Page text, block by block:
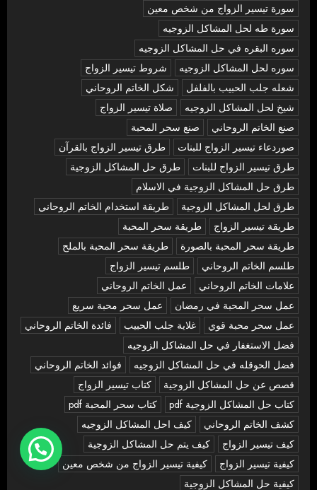
سورة تيسير الزواج من شخص معين
سورة طه لحل المشاكل الزوجيه
سوره البقره في حل المشاكل الزوجيه
سوره لحل المشاكل الزوجيه
شروط تيسير الزواج
شعله جلب الحبيب بالفلفل
شكل الخاتم الروحاني
شيخ لحل المشاكل الزوجيه
صلاة تيسير الزواج
صنع الخاتم الروحاني
صنع سحر المحبة
صوردعاء تيسير الزواج للبنات
طرق تيسير الزواج بالقرآن
طرق تيسير الزواج للبنات
طرق حل المشاكل الزوجية
طرق حل المشاكل الزوجية في الاسلام
طرق لحل المشاكل الزوجية
طريقة استخدام الخاتم الروحاني
طريقة تيسير الزواج
طريقة سحر المحبة
طريقة سحر المحبة بالصورة
طريقة سحر المحبة بالملح
طلسم الخاتم الروحاني
طلسم تيسير الزواج
علامات الخاتم الروحاني
عمل الخاتم الروحاني
عمل سحر المحبة في رمضان
عمل سحر محبة سريع
عمل سحر محبة قوي
غلاية جلب الحبيب
فائدة الخاتم الروحاني
فضل الاستغفار في حل المشاكل الزوجيه
فضل الحوقله في حل المشاكل الزوجيه
فوائد الخاتم الروحاني
قصص عن حل المشاكل الزوجية
كتاب تيسير الزواج
كتاب حل المشاكل الزوجية pdf
كتاب سحر المحبة pdf
كشف الخاتم الروحاني
كيف احل المشاكل الزوجيه
كيف تيسير الزواج
كيف يتم حل المشاكل الزوجية
كيفية تيسير الزواج
كيفية تيسير الزواج من شخص معين
كيفية حل المشاكل الزوجية